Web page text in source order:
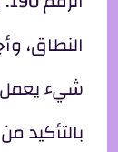
شيء
بالتأكيد